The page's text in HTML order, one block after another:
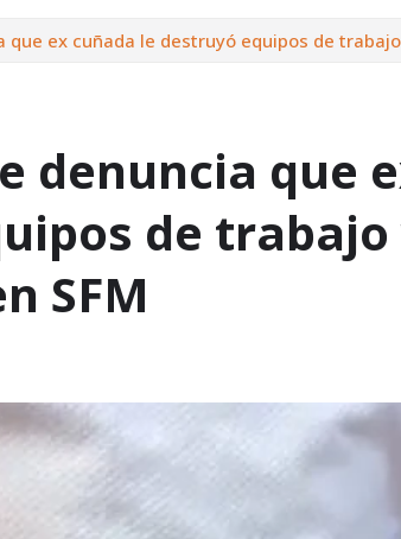
que ex cuñada le destruyó equipos de
denuncia que
de trabajo
SFM